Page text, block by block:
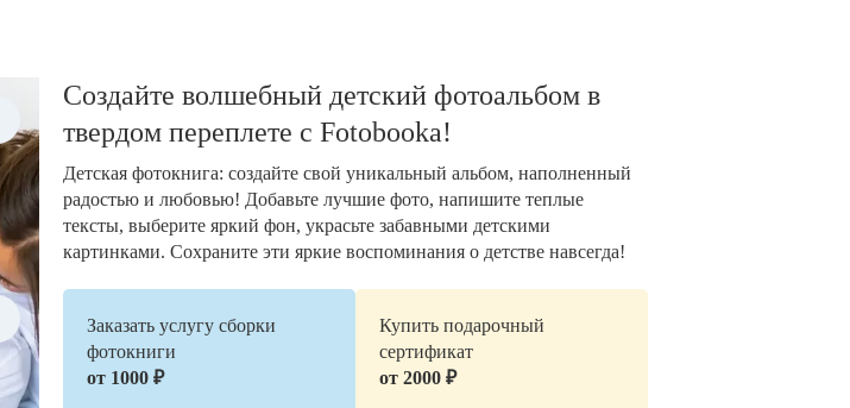
Создайте волшебный детский фотоальбом в
твердом переплете с Fotobooka!
Детская фотокнига: создайте свой уникальный альбом, наполненный
радостью и любовью! Добавьте лучшие фото, напишите теплые
тексты, выберите яркий фон, украсьте забавными детскими
картинками. Сохраните эти яркие воспоминания о детстве навсегда!
Заказать услугу сборки
фотокниги
от 1000 ₽
Купить подарочный
сертификат
от 2000 ₽